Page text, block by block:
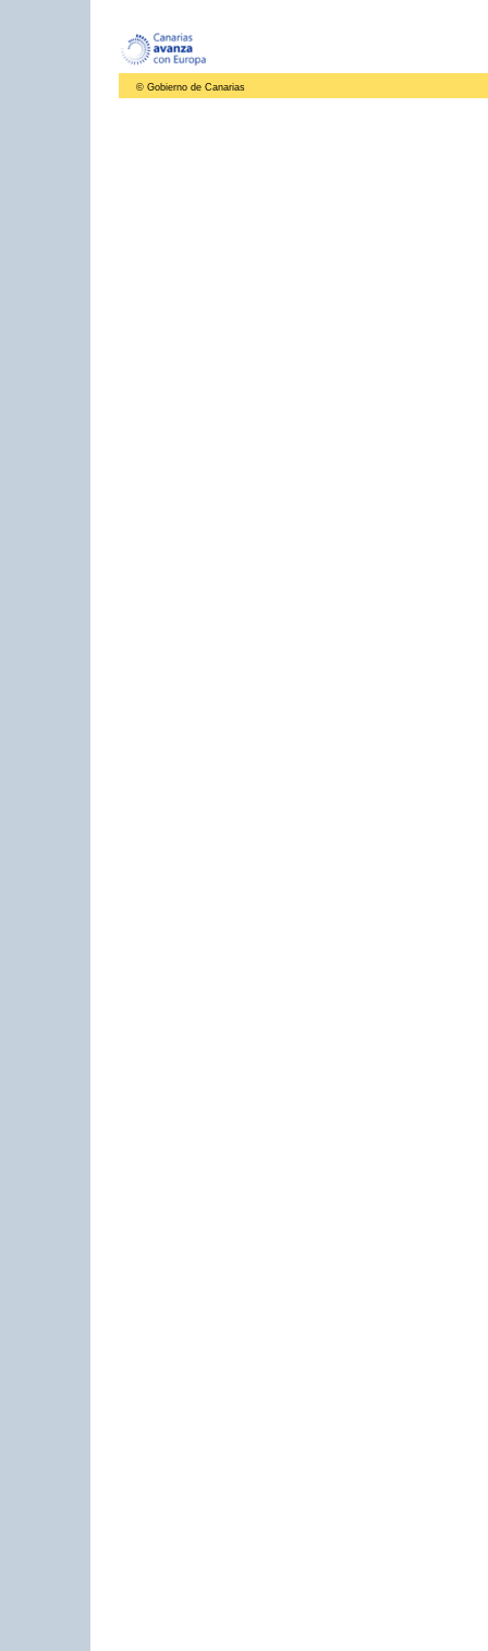
© Gobierno de Canarias